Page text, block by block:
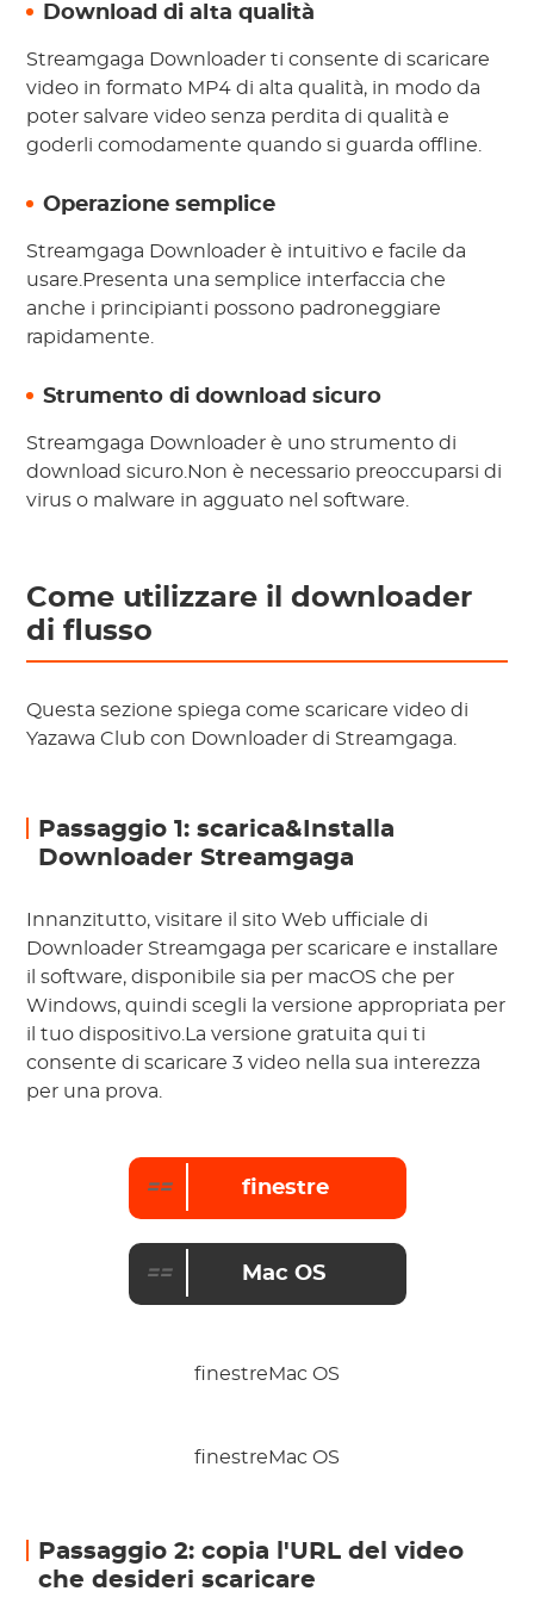
Download di alta qualità
Streamgaga Downloader ti consente di scaricare
video in formato MP4 di alta qualità, in modo da
poter salvare video senza perdita di qualità e
goderli comodamente quando si guarda offline.
Operazione semplice
Streamgaga Downloader è intuitivo e facile da
usare.Presenta una semplice interfaccia che
anche i principianti possono padroneggiare
rapidamente.
Strumento di download sicuro
Streamgaga Downloader è uno strumento di
download sicuro.Non è necessario preoccuparsi di
virus o malware in agguato nel software.
Come utilizzare il downloader
di flusso
Questa sezione spiega come scaricare video di
Yazawa Club con Downloader di Streamgaga.
Passaggio 1: scarica&Installa
Downloader Streamgaga
Innanzitutto, visitare il sito Web ufficiale di
Downloader Streamgaga per scaricare e installare
il software, disponibile sia per macOS che per
Windows, quindi scegli la versione appropriata per
il tuo dispositivo.La versione gratuita qui ti
consente di scaricare 3 video nella sua interezza
per una prova.
== finestre
== Mac OS
finestreMac OS
finestreMac OS
Passaggio 2: copia l'URL del video
che desideri scaricare